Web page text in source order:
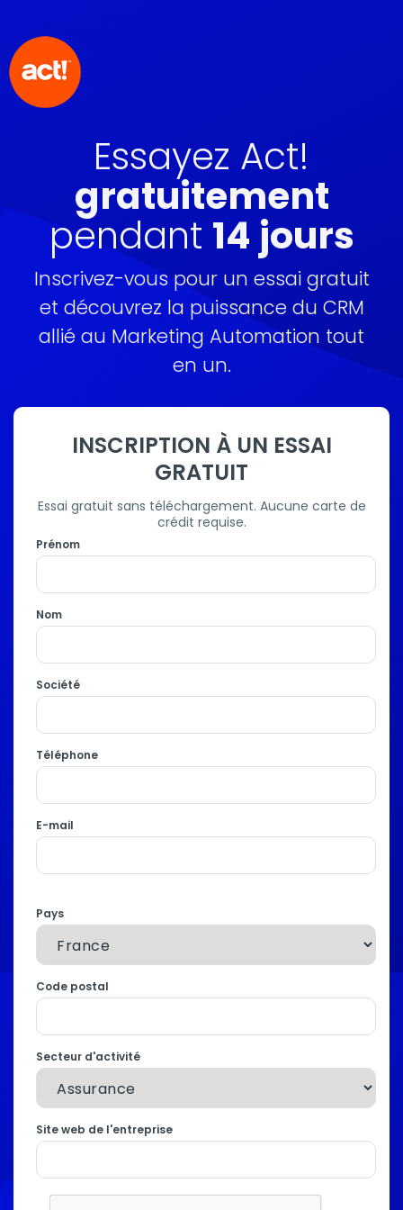
Essayez Act!
gratuitement
pendant 14 jours
Inscrivez-vous pour un essai gratuit
et découvrez la puissance du CRM
allié au Marketing Automation tout
en un.
INSCRIPTION À UN ESSAI
GRATUIT
Essai gratuit sans téléchargement. Aucune carte de
crédit requise.
Prénom
Nom
Société
Téléphone
E-mail
Pays
Code postal
Secteur d'activité
Site web de l'entreprise